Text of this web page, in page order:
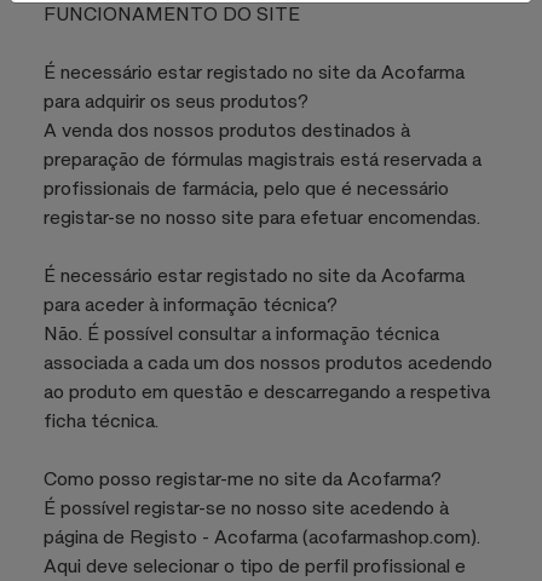
FUNCIONAMENTO DO SITE
É necessário estar registado no site da Acofarma
para adquirir os seus produtos?
A venda dos nossos produtos destinados à
preparação de fórmulas magistrais está reservada a
profissionais de farmácia, pelo que é necessário
registar-se no nosso site para efetuar encomendas.
É necessário estar registado no site da Acofarma
para aceder à informação técnica?
Não. É possível consultar a informação técnica
associada a cada um dos nossos produtos acedendo
ao produto em questão e descarregando a respetiva
ficha técnica.
Como posso registar-me no site da Acofarma?
É possível registar-se no nosso site acedendo à
página de Registo - Acofarma (acofarmashop.com).
Aqui deve selecionar o tipo de perfil profissional e